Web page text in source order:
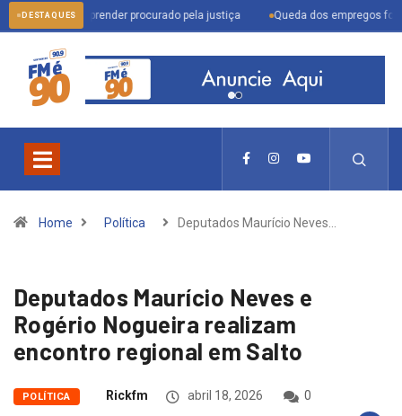
DESTAQUES
para prender procurado pela justiça Queda dos empregos formais em
Home Política Deputados Maurício Neves…
Deputados Maurício Neves e
Rogério Nogueira realizam
encontro regional em Salto
POLÍTICA Rickfm abril 18, 2026
0